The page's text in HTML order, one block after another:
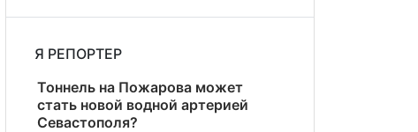
Я РЕПОРТЕР
Тоннель на Пожарова может
стать новой водной артерией
Севастополя?